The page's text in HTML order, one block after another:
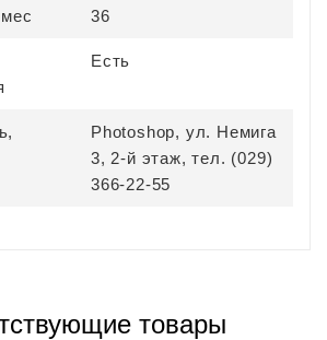
36
Есть
Photoshop, ул. Немига
3, 2-й этаж, тел. (029)
366-22-55
товары